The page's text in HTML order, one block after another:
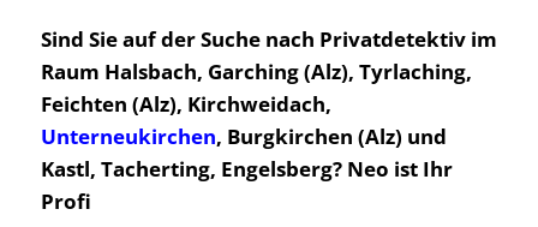
Sind Sie auf der Suche nach Privatdetektiv im
Raum Halsbach, Garching (Alz), Tyrlaching,
Feichten (Alz), Kirchweidach,
Unterneukirchen, Burgkirchen (Alz) und
Kastl, Tacherting, Engelsberg? Neo ist Ihr
Profi